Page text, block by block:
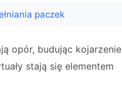
paczek
opór, budując kojarzenie
stają się elementem